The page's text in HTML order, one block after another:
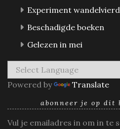
Experiment
Beschadigde boeken
Gelezen in mei
Powered by Translate
abonneer je op dit
Vul je emailadres in om in te